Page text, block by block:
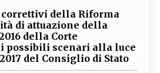
correttivi della Riforma
di attuazione della
della Corte
possibili scenari alla luce
del Consiglio di Stato